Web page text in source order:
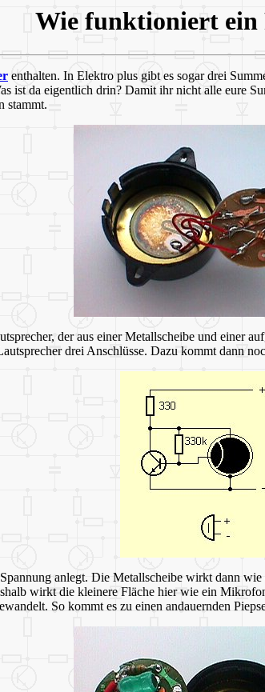
Wie funktioniert ein
enthalten. In Elektro plus gibt es sogar drei
ist da eigentlich drin? Damit ihr nicht alle eure
stammt.
der aus einer Metallscheibe und einer
drei Anschlüsse. Dazu kommt dann
anlegt. Die Metallscheibe wirkt dann
wirkt die kleinere Fläche hier wie ein
So kommt es zu einen andauernden